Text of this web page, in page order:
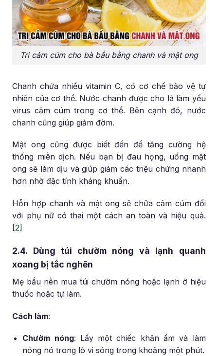
Trị cảm cúm cho bà bầu bằng chanh và mật ong
Chanh chứa nhiều vitamin C, có cơ chế bảo vệ tự
nhiên của cơ thể. Nước chanh được cho là làm yếu
virus cảm cúm trong cơ thể. Bên cạnh đó, nước
chanh cũng giúp giảm đờm.
Mật ong cũng được biết đến để tăng cường hệ
thống miễn dịch. Nếu bạn bị đau họng, uống mật
ong sẽ làm dịu và giúp giảm các triệu chứng nhanh
hơn nhờ đặc tính kháng khuẩn.
Hỗn hợp chanh và mật ong sẽ chữa cảm cúm đối
với phụ nữ có thai một cách an toàn và hiệu quả.
[2]
2.4. Dùng túi chườm nóng và lạnh quanh
xoang bị tắc nghẽn
Mẹ bầu nên mua túi chườm nóng hoặc lạnh ở hiệu
thuốc hoặc tự làm.
Cách làm:
Chườm nóng: Lấy một chiếc khăn ẩm và làm
nóng nó trong lò vi sóng trong khoảng một phút.